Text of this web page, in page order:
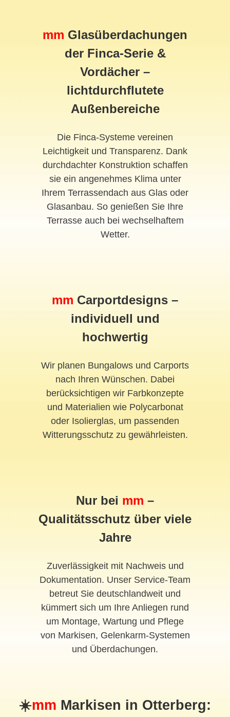
mm Glasüberdachungen
der Finca-Serie &
Vordächer –
lichtdurchflutete
Außenbereiche
Die Finca-Systeme vereinen
Leichtigkeit und Transparenz. Dank
durchdachter Konstruktion schaffen
sie ein angenehmes Klima unter
Ihrem Terrassendach aus Glas oder
Glasanbau. So genießen Sie Ihre
Terrasse auch bei wechselhaftem
Wetter.
mm Carportdesigns –
individuell und
hochwertig
Wir planen Bungalows und Carports
nach Ihren Wünschen. Dabei
berücksichtigen wir Farbkonzepte
und Materialien wie Polycarbonat
oder Isolierglas, um passenden
Witterungsschutz zu gewährleisten.
Nur bei mm –
Qualitätsschutz über viele
Jahre
Zuverlässigkeit mit Nachweis und
Dokumentation. Unser Service-Team
betreut Sie deutschlandweit und
kümmert sich um Ihre Anliegen rund
um Montage, Wartung und Pflege
von Markisen, Gelenkarm-Systemen
und Überdachungen.
☀️mm Markisen in Otterberg: